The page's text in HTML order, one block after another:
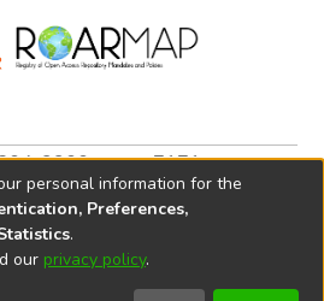
9900 anexo 7171
personal information for the
Preferences,
.
our privacy policy.